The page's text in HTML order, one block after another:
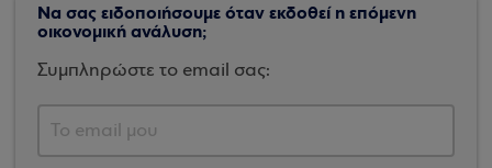
Να σας ειδοποιήσουμε όταν εκδοθεί η επόμενη
οικονομική ανάλυση;
Συμπληρώστε το email σας: